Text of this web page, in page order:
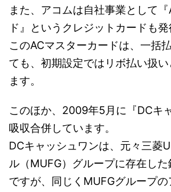
また、アコムは自社事業として
ド』というクレジットカードも発
このACマスターカードは、一括
ても、初期設定ではリボ払い扱
ます。
このほか、2009年5月に『DCキ
吸収合併しています。
DCキャッシュワンは、元々三菱
ル（MUFG）グループに存在し
ですが、同じくMUFGグループ